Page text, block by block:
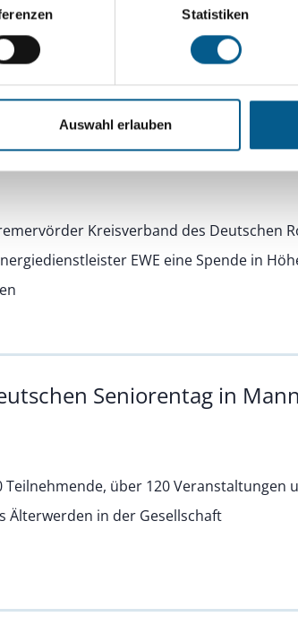
Statistiken
Auswahl erlauben
mit spannenden Einblicken
der Alzheimer-
Kreisverband des Deutschen
EWE eine Spende in
Seniorentag in
Teilnehmende, über 120 Veranstaltungen
Älterwerden in der Gesellschaft